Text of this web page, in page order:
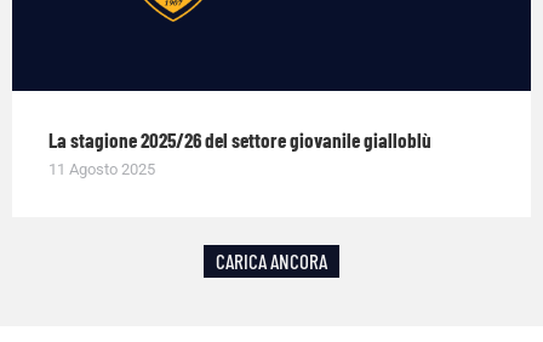
La stagione 2025/26 del settore giovanile gialloblù
11 Agosto 2025
CARICA ANCORA